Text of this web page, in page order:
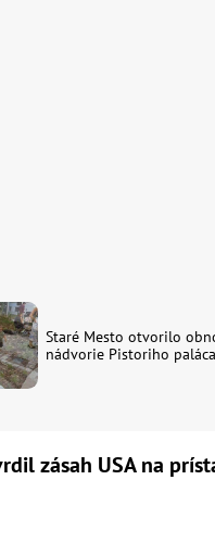
Staré Mesto otvorilo
nádvorie Pistoriho paláca
zásah USA na